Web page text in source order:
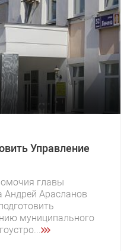
Управление
главы
Андрей Арасланов
муниципального